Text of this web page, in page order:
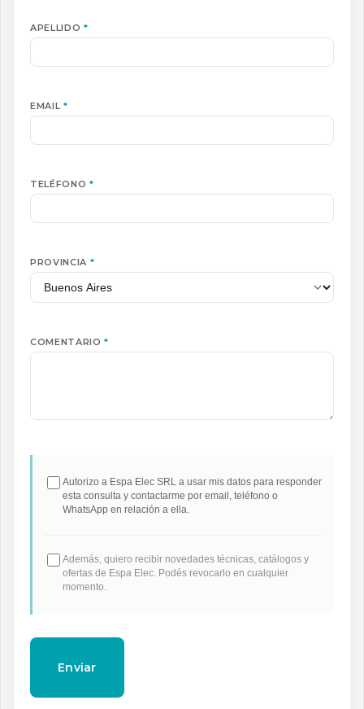
APELLIDO *
EMAIL *
TELÉFONO *
PROVINCIA *
COMENTARIO*
Autorizo a Espa Elec SRL a usar mis datos para responder
esta consulta y contactarme por email, teléfono o
WhatsApp en relación a ella.
Además, quiero recibir novedades técnicas, catálogos y
ofertas de Espa Elec. Podés revocarlo en cualquier
momento.